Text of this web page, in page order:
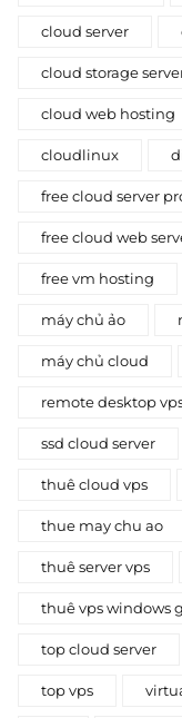
cloud server
cloud storage
cloud web hosting
cloudlinux
free cloud server
free cloud web
free vm hosting
máy chủ ảo
máy chủ cloud
remote desktop
ssd cloud server
thuê cloud vps
thue may chu ao
thuê server vps
thuê vps windows
top cloud server
top vps